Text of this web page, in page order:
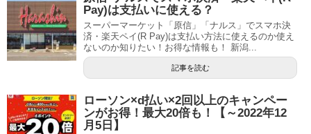
Pay)は支払いに使える？
スーパーマーケット「原信」「ナルス」でスマホ決
済・楽天ペイ(R Pay)は支払い方法に使えるのか使え
ないのか知りたい！お得な情報も！ 新潟...
記事を読む
ローソン×d払い×2回以上のキャンペー
ンがお得！最大20倍も！【～2022年12
月5日】